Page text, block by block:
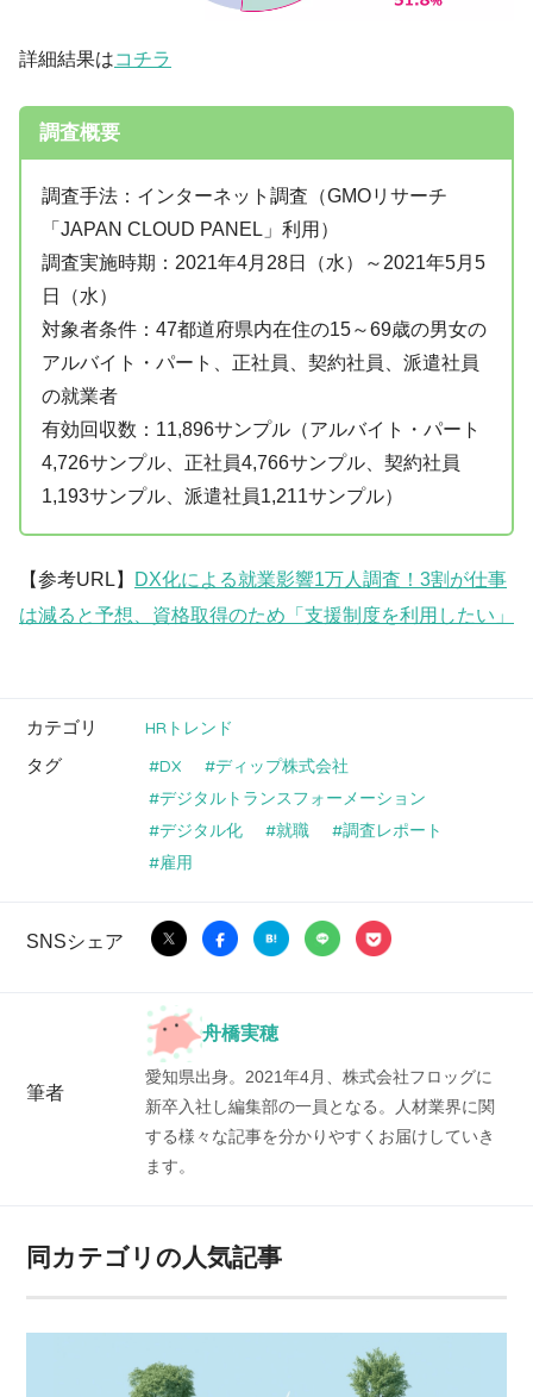
詳細結果はコチラ
調査概要
調査手法：インターネット調査（GMOリサーチ
「JAPAN CLOUD PANEL」利用）
調査実施時期：2021年4月28日（水）～2021年5月5
日（水）
対象者条件：47都道府県内在住の15～69歳の男女の
アルバイト・パート、正社員、契約社員、派遣社員
の就業者
有効回収数：11,896サンプル（アルバイト・パート
4,726サンプル、正社員4,766サンプル、契約社員
1,193サンプル、派遣社員1,211サンプル）
【参考URL】
DX化による就業影響1万人調査！3割が仕事
は減ると予想、資格取得のため「支援制度を利用したい」
カテゴリ HRトレンド
タグ DX
ディップ株式会社
デジタルトランスフォーメーション
デジタル化
就職
調査レポート
雇用
SNSシェア
筆者
舟橋実穂
愛知県出身。2021年4月、株式会社フロッグに
新卒入社し編集部の一員となる。人材業界に関
する様々な記事を分かりやすくお届けしていき
ます。
同カテゴリの人気記事